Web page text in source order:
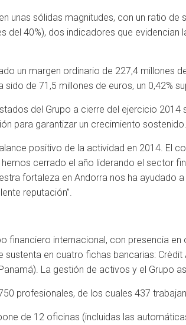
unas sólidas magnitudes, con un ratio
del 40%), dos indicadores que
un margen ordinario de 227,4 millones
sido de 71,5 millones de euros, un 0,42%
del Grupo a cierre del ejercicio
para garantizar un crecimiento sostenido.
positivo de la actividad en 2014. El
cerrado el año liderando el sector
fortaleza en Andorra nos ha
reputación”.
financiero internacional, con presencia
sustenta en cuatro fichas bancarias:
La gestión de activos y el Grupo
profesionales, de los cuales 437
de 12 oficinas (incluidas las